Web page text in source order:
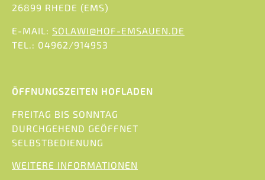
26899 RHEDE (EMS)
E-MAIL: SOLAWI@HOF-EMSAUEN.DE
TEL.: 04962/914953
ÖFFNUNGSZEITEN HOFLADEN
FREITAG BIS SONNTAG
DURCHGEHEND GEÖFFNET
SELBSTBEDIENUNG
WEITERE INFORMATIONEN